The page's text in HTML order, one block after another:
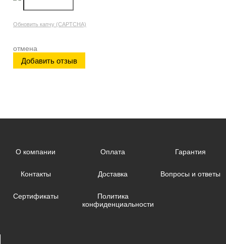
Обновить капчу (CAPTCHA)
отмена
О компании Оплата Гарантия
Контакты Доставка Вопросы и ответы
Сертификаты
Политика
конфиденциальности